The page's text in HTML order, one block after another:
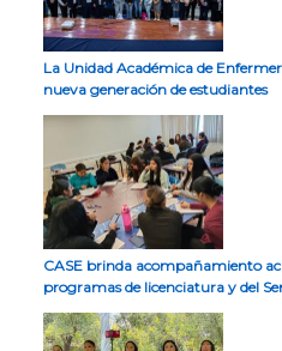
La Unidad Académica de
nueva generación de estudiantes
CASE brinda acompañamiento
programas de licenciatura y del